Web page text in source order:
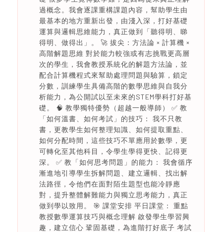
過概念。我會逐課重構課題內容，幫助學生由
最基本的地方重新出發，由淺入深，打好基礎
運算與邏輯思維能力，真正做到「聽得明、睇
得明、做得出」。 🚀 拔尖：方法論 × 計算機 ×
高階解題思維 對於能力較強或有志挑戰更高層
次的學生，我會教授系統化的解題方法論，並
配合計算機程式來幫助處理問題與驗算，鎖定
分數，訓練學生具備高階的數學思維與自我分
析能力，為公開試以至未來的STEM學科打好基
礎。 🧠 教學獨特優勢（超越一般導師） ✅ 教
「如何溫書、如何考試」的技巧： 我不只教
書，更教學生如何整理知識、如何提取重點、
如何分配時間，這些技巧不單應用於數學，更
可轉化至其他科目，令學生學得更快、記得更
深。 ✅ 教「如何思考問題」的能力： 我會循序
漸進地引導學生拆解問題、建立邏輯、找出解
法路徑，令他們在面對陌生題型也能冷靜應
對，提升整體解難能力與獨立思考能力，真正
做到學以致用。 🎯 課堂安排 平日課堂： 重點
教授數學運算技巧與概念理解 啟發學生學習興
趣，建立信心 鞏固基礎，為進階打好底子 考試